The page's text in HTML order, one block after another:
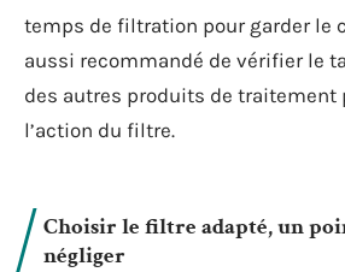
temps de filtration pour garder le
aussi recommandé de vérifier le
des autres produits de traitement
l’action du filtre.
Choisir le filtre adapté, un
négliger